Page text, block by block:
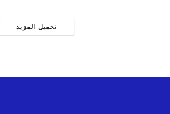
تحميل المزيد